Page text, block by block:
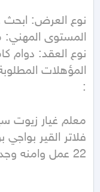
:
22 عمل وامنه وجد .